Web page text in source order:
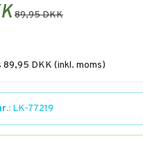
89,95 DKK
89,95 DKK (inkl. moms)
LK-77219